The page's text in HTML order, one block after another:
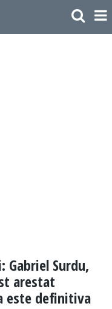
Gabriel Surdu,
arestat
este definitiva